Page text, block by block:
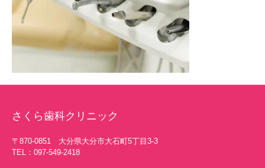
さくら歯科クリニック
〒870-0851 大分県大分市大石町5丁目3-3
TEL：097-549-2418